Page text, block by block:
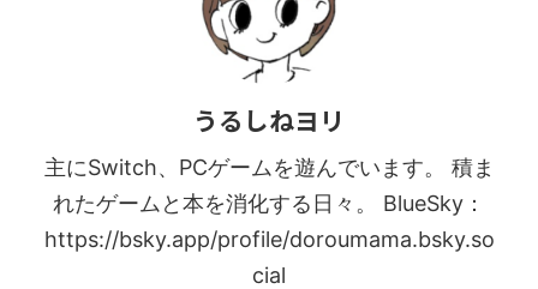
うるしねヨリ
主にSwitch、PCゲームを遊んでいます。 積ま
れたゲームと本を消化する日々。 BlueSky：
https://bsky.app/profile/doroumama.bsky.so
cial